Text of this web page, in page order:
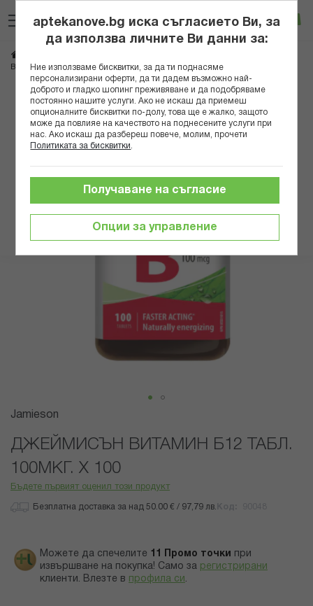
към
съдържанието
Вход
Витамин Б12
ДЖЕЙМИСЪН ВИТАМИН Б12 ТАБЛ. 100МКГ. Х 100
Преминете
края
изображенията
Преминете
началото
галерия
със
Jamieson
ДЖЕЙМИСЪН ВИТАМИН Б12 ТАБЛ.
100МКГ. Х 100
Бъдете първият оценил този продукт
Безплатна доставка за над 50.00 € / 97,79 лв.
Можете да спечелите 11 Промо точки
при
извършване на покупка! Само за регистрирани
клиенти. Влезте в профила си .
aptekanove.bg иска съгласието Ви, за
да използва личните Ви данни за:
Ние използваме бисквитки, за да ти поднасяме
персонализирани оферти, да ти дадем възможно най-
доброто и гладко шопинг преживяване и да подобряваме
постоянно нашите услуги. Ако не искаш да приемеш
опционалните бисквитки по-долу, това ще е жалко, защото
може да повлияе на качеството на поднесените услуги при
нас. Ако искаш да разбереш повече, молим, прочети
Политиката за бисквитки
Опции за управление
Получаване на съгласие